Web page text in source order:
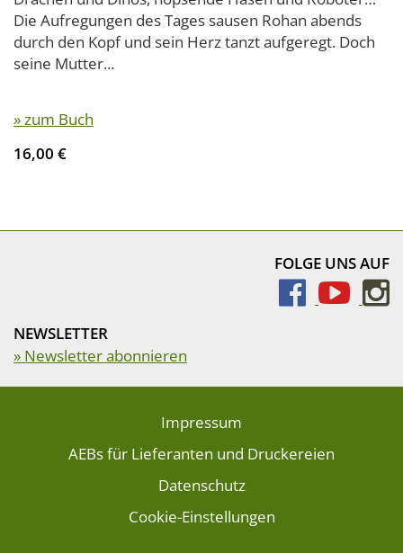
Die Aufregungen des Tages sausen Rohan abends
durch den Kopf und sein Herz tanzt aufgeregt. Doch
seine Mutter...
» zum Buch
16,00 €
FOLGE UNS AUF
NEWSLETTER
» Newsletter abonnieren
Impressum
AEBs für Lieferanten und Druckereien
Datenschutz
Cookie-Einstellungen